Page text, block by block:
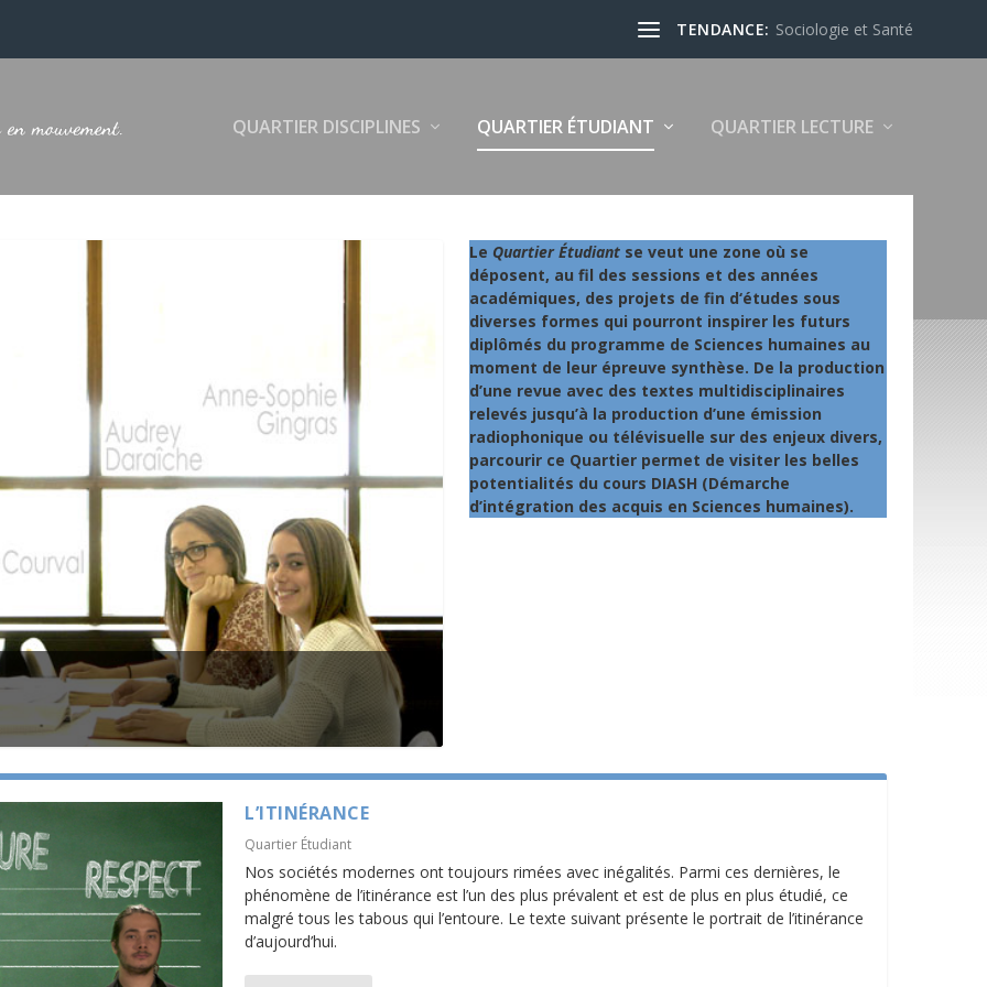
TENDANCE: Sociologie et Santé
QUARTIER DISCIPLINES QUARTIER ÉTUDIANT QUARTIER LECTURE
Le Quartier Étudiant se veut une zone où se
déposent, au fil des sessions et des années
académiques, des projets de fin d‘études sous
diverses formes qui pourront inspirer les futurs
diplômés du programme de Sciences humaines au
moment de leur épreuve synthèse. De la production
d’une revue avec des textes multidisciplinaires
relevés jusqu’à la production d’une émission
radiophonique ou télévisuelle sur des enjeux divers,
parcourir ce Quartier permet de visiter les belles
potentialités du cours DIASH (Démarche
d’intégration des acquis en Sciences humaines).
L’ITINÉRANCE
Quartier Étudiant
Nos sociétés modernes ont toujours rimées avec inégalités. Parmi ces dernières, le
phénomène de l’itinérance est l’un des plus prévalent et est de plus en plus étudié, ce
malgré tous les tabous qui l’entoure. Le texte suivant présente le portrait de l’itinérance
d’aujourd’hui.